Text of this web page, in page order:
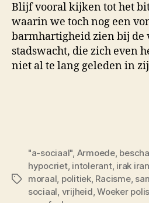
Blijf vooral kijken tot het
waarin we toch nog een
barmhartigheid zien bij de
stadswacht, die zich even
niet al te lang geleden in
Tags
"a-sociaal", Armoede,
hypocriet, intolerant, irak
moraal, politiek, Racisme,
sociaal, vrijheid,Woeker polis